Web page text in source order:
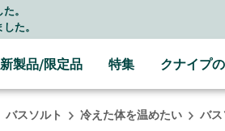
新製品/限定品 特集 クナイプ
バスソルト 冷えた体を温めたい バス